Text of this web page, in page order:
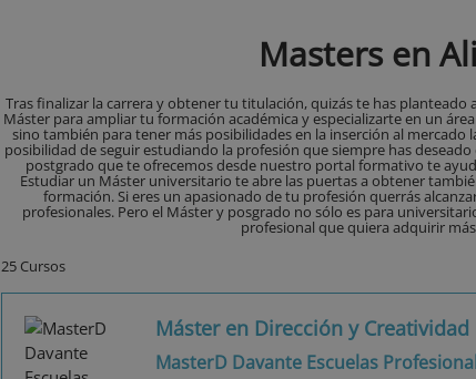
Masters en
Tras finalizar la carrera y obtener tu titulación, quizás te has
Máster para ampliar tu formación académica y especializarte en un
sino también para tener más posibilidades en la inserción al mercado
posibilidad de seguir estudiando la profesión que siempre has
postgrado que te ofrecemos desde nuestro portal formativo te
Estudiar un Máster universitario te abre las puertas a obtener
formación. Si eres un apasionado de tu profesión querrás
profesionales. Pero el Máster y posgrado no sólo es para
profesional que quiera adquirir
25 Cursos
Máster en Dirección y
MasterD Davante Escuelas